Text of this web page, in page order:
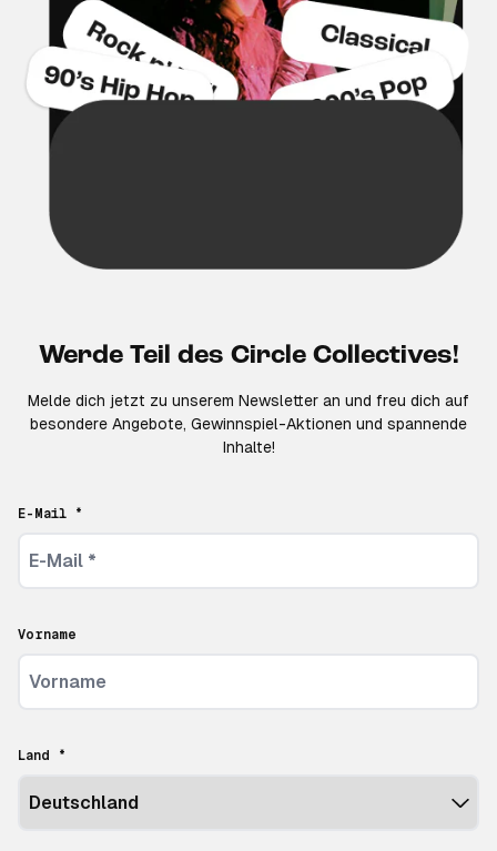
Werde Teil des Circle Collectives!
Melde dich jetzt zu unserem Newsletter an und freu dich auf
besondere Angebote, Gewinnspiel-Aktionen und spannende
Inhalte!
E-Mail *
Vorname
Land *